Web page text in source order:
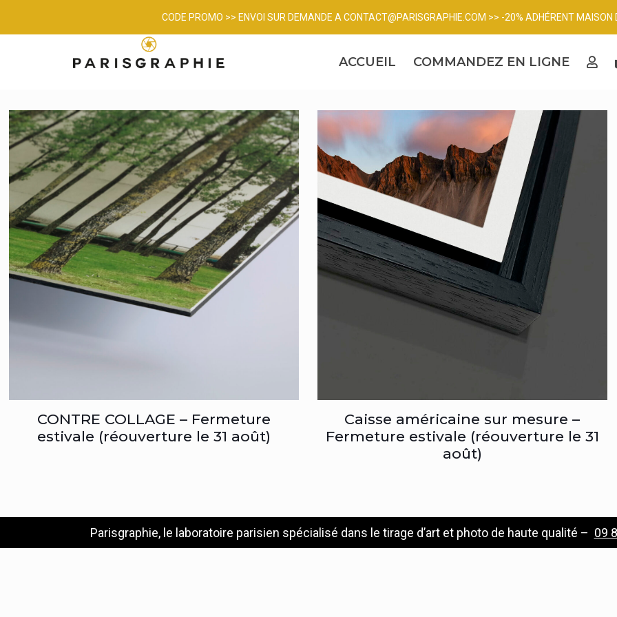
CODE PROMO >> ENVOI SUR DEMANDE A CONTACT@PARISGRAPHIE.COM >> -20% ADHÉRENT
ACCUEIL COMMANDEZ EN LIGNE
CONTRE COLLAGE – Fermeture
estivale (réouverture le 31 août)
Caisse américaine sur mesure –
Fermeture estivale (réouverture le 31
août)
Parisgraphie, le laboratoire parisien spécialisé dans le tirage d’art et photo de haute qualité – 09